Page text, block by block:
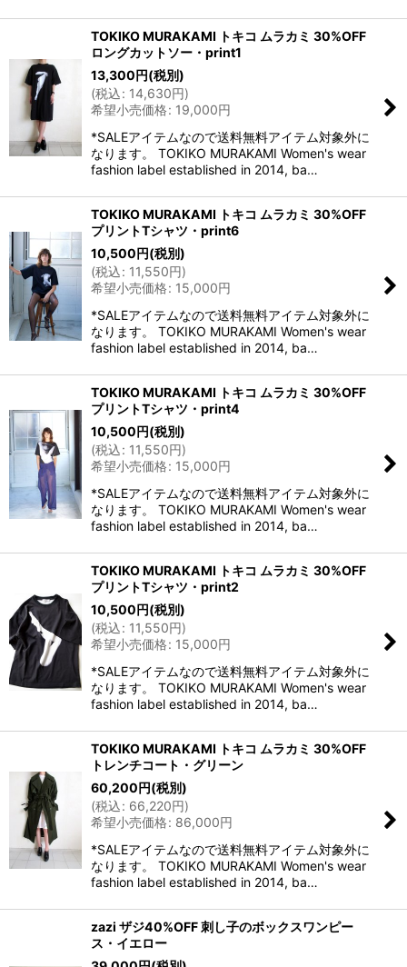
TOKIKO MURAKAMI トキコ ムラカミ 30%OFF
ロングカットソー・print1
13,300円(税別)
(税込: 14,630円)
希望小売価格: 19,000円
*SALEアイテムなので送料無料アイテム対象外に
なります。 TOKIKO MURAKAMI Women's wear
fashion label established in 2014, ba…
TOKIKO MURAKAMI トキコ ムラカミ 30%OFF
プリントTシャツ・print6
10,500円(税別)
(税込: 11,550円)
希望小売価格: 15,000円
*SALEアイテムなので送料無料アイテム対象外に
なります。 TOKIKO MURAKAMI Women's wear
fashion label established in 2014, ba…
TOKIKO MURAKAMI トキコ ムラカミ 30%OFF
プリントTシャツ・print4
10,500円(税別)
(税込: 11,550円)
希望小売価格: 15,000円
*SALEアイテムなので送料無料アイテム対象外に
なります。 TOKIKO MURAKAMI Women's wear
fashion label established in 2014, ba…
TOKIKO MURAKAMI トキコ ムラカミ 30%OFF
プリントTシャツ・print2
10,500円(税別)
(税込: 11,550円)
希望小売価格: 15,000円
*SALEアイテムなので送料無料アイテム対象外に
なります。 TOKIKO MURAKAMI Women's wear
fashion label established in 2014, ba…
TOKIKO MURAKAMI トキコ ムラカミ 30%OFF
トレンチコート・グリーン
60,200円(税別)
(税込: 66,220円)
希望小売価格: 86,000円
*SALEアイテムなので送料無料アイテム対象外に
なります。 TOKIKO MURAKAMI Women's wear
fashion label established in 2014, ba…
zazi ザジ40%OFF 刺し子のボックスワンピー
ス・イエロー